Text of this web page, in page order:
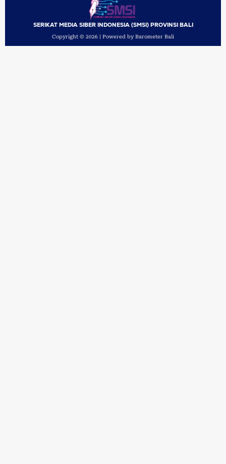
SERIKAT MEDIA SIBER INDONESIA (SMSI) PROVINSI BALI
Copyright © 2026 | Powered by Barometer Bali